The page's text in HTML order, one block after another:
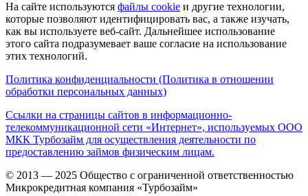
На сайте используются файлы cookie и другие технологии,
которые позволяют идентифицировать вас, а также изучать,
как вы используете веб-сайт. Дальнейшее использование
этого сайта подразумевает ваше согласие на использование
этих технологий.
Политика конфиденциальности (Политика в отношении
обработки персональных данных)
Ссылки на страницы сайтов в информационно-
телекоммуникационной сети «Интернет», используемых ООО
МКК Турбозайм для осуществления деятельности по
предоставлению займов физическим лицам.
© 2013 — 2025 Общество с ограниченной ответственностью
Микрокредитная компания «Турбозайм»